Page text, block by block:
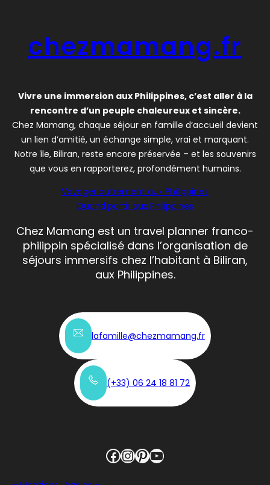
chezmamang.fr
Vivre une immersion aux Philippines, c’est aller à la
rencontre d’un peuple chaleureux et sincère.
Chez Mamang, chaque séjour en famille d’accueil devient
un lien d’amitié, un échange simple, vrai et marquant.
Notre île, Biliran, reste encore préservée – et les souvenirs
que vous en rapporterez, profondément humains.
Voyager autrement aux Philippines
Quand partir aux Philippines
Chez Mamang est un travel planner franco-
philippin spécialisé dans l’organisation de
séjours immersifs chez l’habitant à Biliran,
aux Philippines.
lafamille@chezmamang.fr
(+33) 06 24 18 81 72
Facebook
Instagram
Pinterest
YouTube